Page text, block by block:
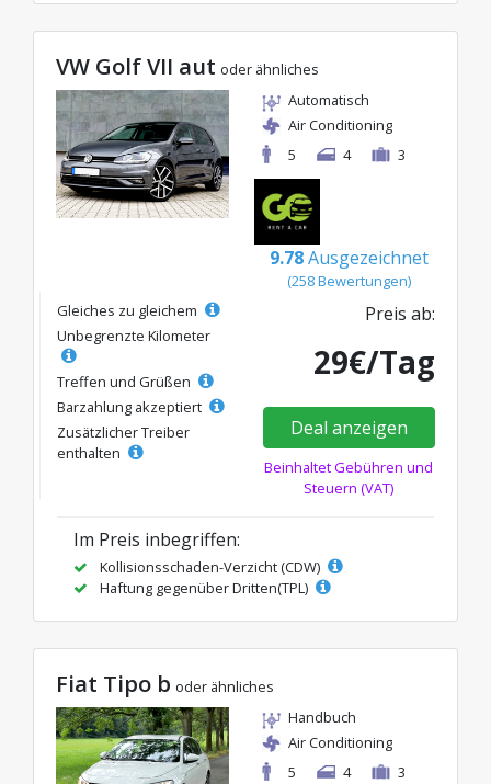
VW Golf VII aut oder ähnliches
Automatisch
Air Conditioning
5
4 3
9.78 Ausgezeichnet
(258 Bewertungen)
Gleiches zu gleichem
Unbegrenzte Kilometer
Treffen und Grüßen
Barzahlung akzeptiert
Zusätzlicher Treiber
enthalten
Preis ab:
29€/Tag
Deal anzeigen
Beinhaltet Gebühren und
Steuern (VAT)
Im Preis inbegriffen:
Kollisionsschaden-Verzicht (CDW)
Haftung gegenüber Dritten(TPL)
Fiat Tipo b oder ähnliches
Handbuch
Air Conditioning
5
4 3